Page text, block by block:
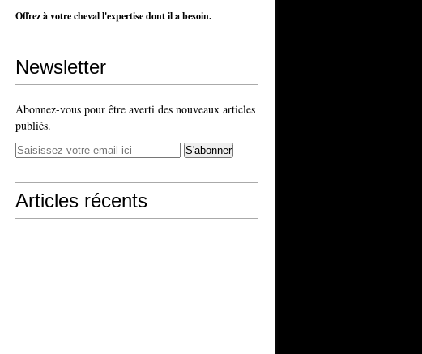
Offrez à votre cheval l'expertise dont il a besoin.
Newsletter
Abonnez-vous pour être averti des nouveaux articles
publiés.
Articles récents